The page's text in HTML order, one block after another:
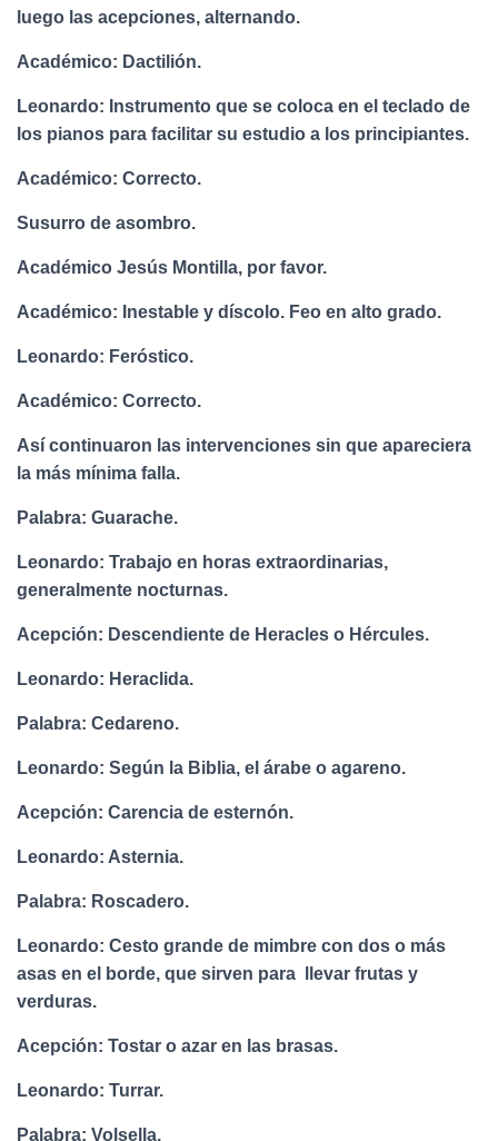
luego las acepciones, alternando.
Académico: Dactilión.
Leonardo: Instrumento que se coloca en el teclado de
los pianos para facilitar su estudio a los principiantes.
Académico: Correcto.
Susurro de asombro.
Académico Jesús Montilla, por favor.
Académico: Inestable y díscolo. Feo en alto grado.
Leonardo: Feróstico.
Académico: Correcto.
Así continuaron las intervenciones sin que apareciera
la más mínima falla.
Palabra: Guarache.
Leonardo: Trabajo en horas extraordinarias,
generalmente nocturnas.
Acepción: Descendiente de Heracles o Hércules.
Leonardo: Heraclida.
Palabra: Cedareno.
Leonardo: Según la Biblia, el árabe o agareno.
Acepción: Carencia de esternón.
Leonardo: Asternia.
Palabra: Roscadero.
Leonardo: Cesto grande de mimbre con dos o más
asas en el borde, que sirven para llevar frutas y
verduras.
Acepción: Tostar o azar en las brasas.
Leonardo: Turrar.
Palabra: Volsella.